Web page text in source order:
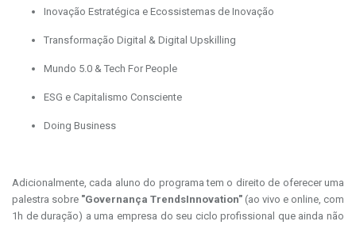
Inovação Estratégica e Ecossistemas de Inovação
Transformação Digital & Digital Upskilling
Mundo 5.0 & Tech For People
ESG e Capitalismo Consciente
Doing Business
Adicionalmente, cada aluno do programa tem o direito de oferecer uma
palestra sobre "Governança TrendsInnovation" (ao vivo e online, com
1h de duração) a uma empresa do seu ciclo profissional que ainda não